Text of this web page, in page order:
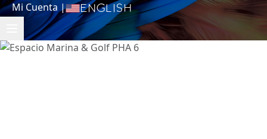
Mi Cuenta | English